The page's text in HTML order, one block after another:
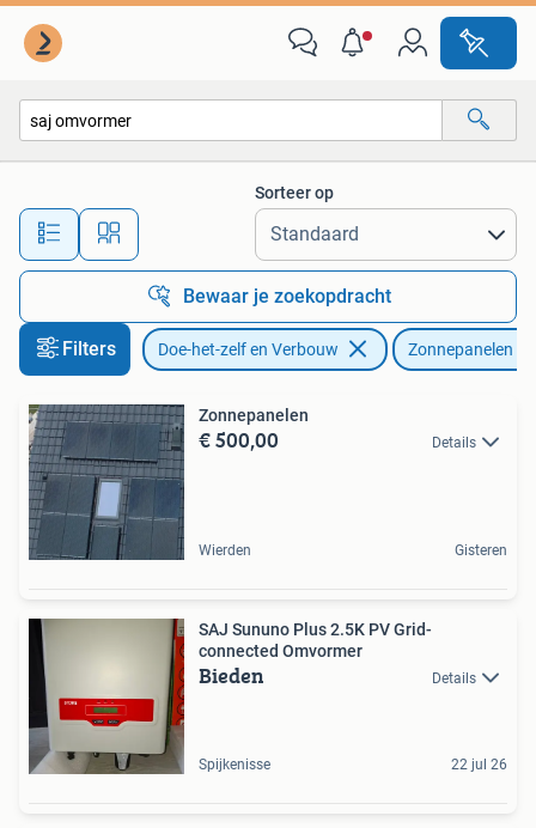
Alle afstanden…
Sorteer op
Bewaar je zoekopdracht
Filters Doe-het-zelf en Verbouw Zonnepanelen
Zonnepanelen
€ 500,00 Details
Wierden Gisteren
SAJ Sununo Plus 2.5K PV Grid-
connected Omvormer
Bieden Details
Spijkenisse 22 jul 26